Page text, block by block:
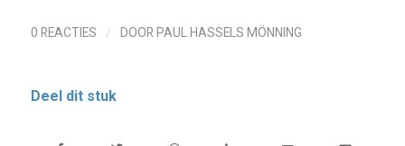
0 REACTIES / DOOR PAUL HASSELS MÖNNING
Deel dit stuk